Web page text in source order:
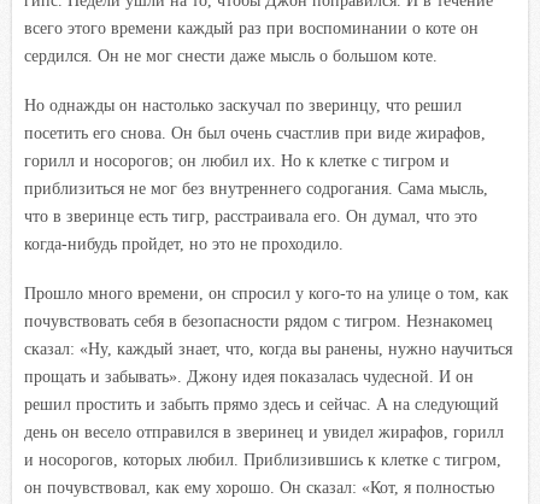
всего этого времени каждый раз при воспоминании о коте он
сердился. Он не мог снести даже мысль о большом коте.
Но однажды он настолько заскучал по зверинцу, что решил
посетить его снова. Он был очень счастлив при виде жирафов,
горилл и носорогов; он любил их. Но к клетке с тигром и
приблизиться не мог без внутреннего содрогания. Сама мысль,
что в зверинце есть тигр, расстраивала его. Он думал, что это
когда-нибудь пройдет, но это не проходило.
Прошло много времени, он спросил у кого-то на улице о том, как
почувствовать себя в безопасности рядом с тигром. Незнакомец
сказал: «Ну, каждый знает, что, когда вы ранены, нужно научиться
прощать и забывать». Джону идея показалась чудесной. И он
решил простить и забыть прямо здесь и сейчас. А на следующий
день он весело отправился в зверинец и увидел жирафов, горилл
и носорогов, которых любил. Приблизившись к клетке с тигром,
он почувствовал, как ему хорошо. Он сказал: «Кот, я полностью